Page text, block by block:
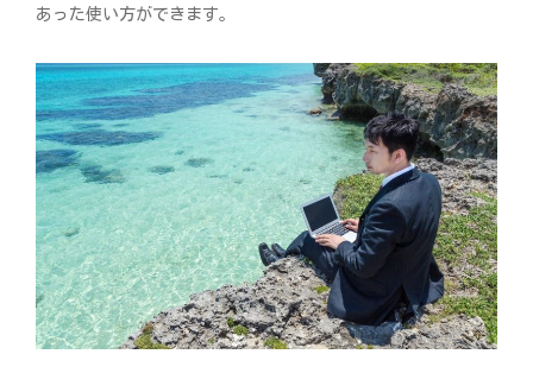
あった使い方ができます。